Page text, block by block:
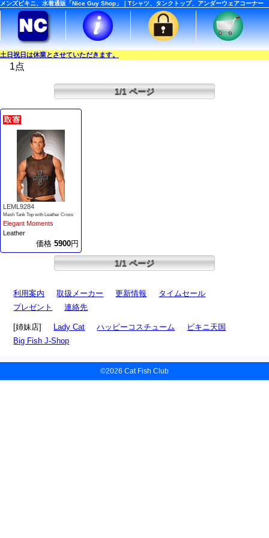
メンズビキニ、水着通販「Nice Guy Shop」｜Tシャツ、タンクトップ、アンダーウェアコーナー
土日祝日は休業とさせていただきます。
1点
1/1 ページ
LEML9284
Mesh Tank Top with Leather Cross
Elegant Moments
Leather
価格 5900円
1/1 ページ
利用案内 取扱メーカー 更新情報
タイムセール
プレゼント
連絡先
[姉妹店] Lady Cat ハッピーコスチューム
ビキニ天国
Big Fish J-Shop
©2026 Cat Fish Club